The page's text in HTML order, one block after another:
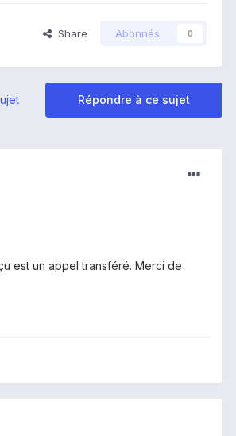
Share Abonnés 0
Répondre à ce sujet
est un appel transféré. Merci de